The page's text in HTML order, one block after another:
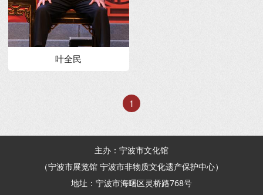
叶全民
1
主办：宁波市文化馆
（宁波市展览馆 宁波市非物质文化遗产保护中心）
地址：宁波市海曙区灵桥路768号